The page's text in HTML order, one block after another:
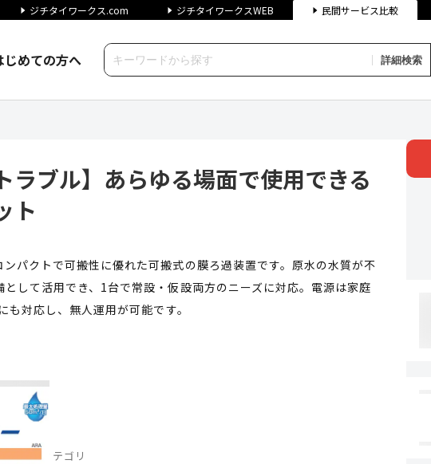
ジチタイワークス.com ジチタイワークスWEB 民間サービス比較
じめての方へ 詳細検索
ラブル】あらゆる場面で使用できる
ト
ンパクトで可搬性に優れた可搬式の膜ろ過装置です。原水の水質が不
して活用でき、1台で常設・仮設両方のニーズに対応。電源は家庭
対応し、無人運用が可能です。
カテゴリ